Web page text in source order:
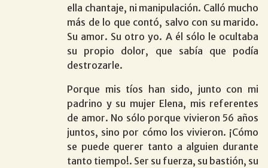
ella chantaje, ni manipulación. Calló mucho
más de lo que contó, salvo con su marido.
Su amor. Su otro yo. A él sólo le ocultaba
su propio dolor, que sabía que podía
destrozarle.
Porque mis tíos han sido, junto con mi
padrino y su mujer Elena, mis referentes
de amor. No sólo porque vivieron 56 años
juntos, sino por cómo los vivieron. ¡Cómo
se puede querer tanto a alguien durante
tanto tiempo!. Ser su fuerza, su bastión, su